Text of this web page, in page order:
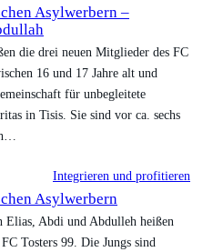
Asylwerbern –
die drei neuen Mitglieder des FC
16 und 17 Jahre alt und
für unbegleitete
in Tisis. Sie sind vor ca. sechs
Integrieren und profitieren
Asylwerbern
Elias, Abdi und Abdulleh heißen
Tosters 99. Die Jungs sind